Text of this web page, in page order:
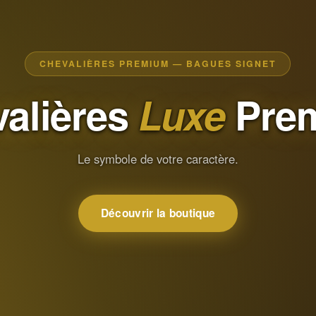
CHEVALIÈRES PREMIUM — BAGUES SIGNET
Luxe
Le symbole de votre caractère.
Découvrir la boutique